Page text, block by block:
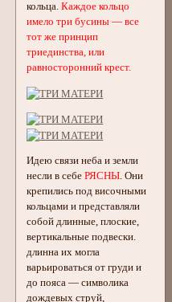
кольца.Каждое кольцо
имело три бусины — все
тот же принцип
триединства, или
равносторонний крест.
Идею связи неба и земли
несли в себеРЯСНЫ. Они
крепились под височными
кольцами и представляли
собой длинные, плоские,
вертикальные подвески.
длинна их могла
варьироваться от груди и
до пояса — символика
дождевых струй,